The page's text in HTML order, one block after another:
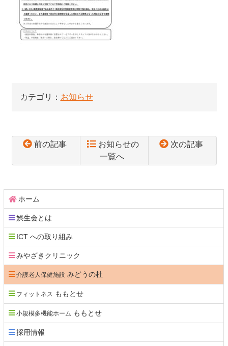
カテゴリ： お知らせ
前の記事
お知らせの
一覧へ
次の記事
テ
ン
ツ
本
文
の
へ
戻
る
ジ
の
先
頭
へ
戻
ホーム
娯生会とは
ICT への取り組み
みやざきクリニック
介護老人保健施設 みどうの杜
フィットネス ももとせ
小規模多機能ホーム ももとせ
採用情報